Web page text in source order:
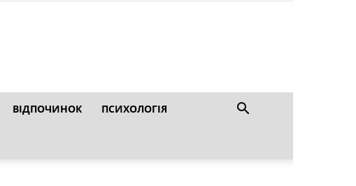
ВІДПОЧИНОК ПСИХОЛОГІЯ